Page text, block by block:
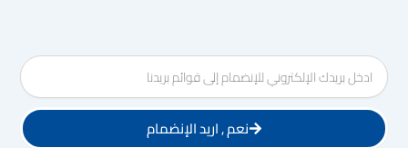
Email
نعم , اريد الإنضمام